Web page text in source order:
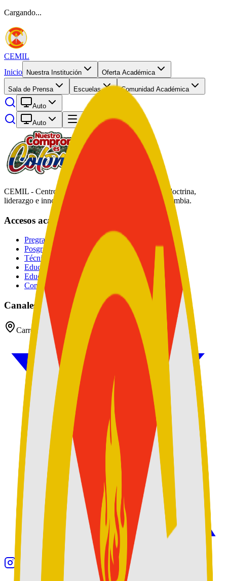
Cargando...
CEMIL
Inicio
Nuestra Institución Oferta Académica
Sala de Prensa Escuelas Comunidad Académica
Auto
Auto Abrir menú
CEMIL - Centro de Educación Militar. Formación, doctrina,
liderazgo e innovación académica al servicio de Colombia.
Accesos académicos
Pregrados
Posgrados
Técnico
Educación Continuada
Educación Militar
Convocatoria de Docentes
Canales oficiales
Carrera 54 No 26 - 25 CAN, Bogotá D.C, Colombia